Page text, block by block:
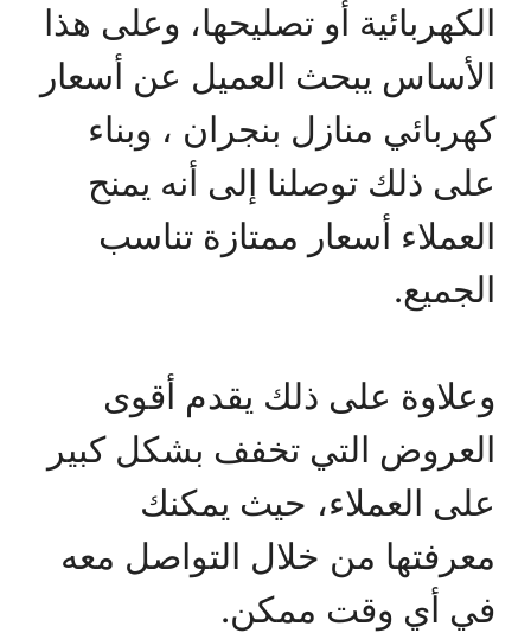
الكهربائية أو تصليحها، وعلى هذا
الأساس يبحث العميل عن أسعار
كهربائي منازل بنجران ، وبناء
على ذلك توصلنا إلى أنه يمنح
العملاء أسعار ممتازة تناسب
الجميع.
وعلاوة على ذلك يقدم أقوى
العروض التي تخفف بشكل كبير
على العملاء، حيث يمكنك
معرفتها من خلال التواصل معه
في أي وقت ممكن.